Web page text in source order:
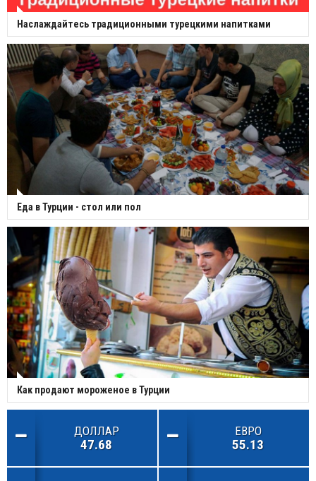
Наслаждайтесь традиционными турецкими напитками
Еда в Турции - стол или пол
Как продают мороженое в Турции
ДОЛЛАР
47.68
ЕВРО
55.13